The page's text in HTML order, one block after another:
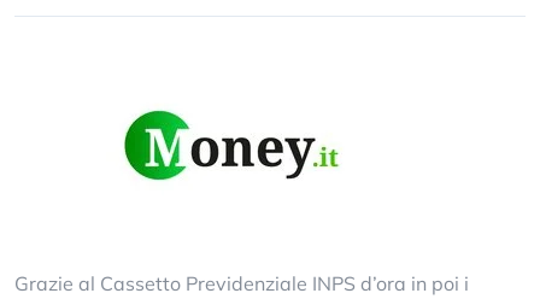
Grazie al Cassetto Previdenziale INPS d’ora in poi i